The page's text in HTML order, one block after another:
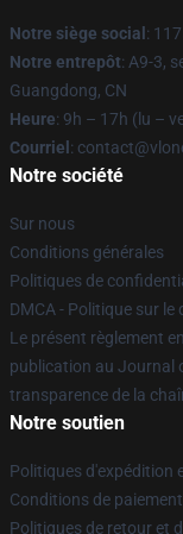
Notre siège social :
Notre entrepôt: A9-3,
Guangdong, CN
Heure: 9h – 17h (lu –
Courriel :
Notre société
Sur nous
Conditions générales
Politiques de
DMCA - Politique sur
Le présent règlement
publication au Journal
transparence de la
Notre soutien
Politiques d'expédition
Conditions de paiement
Politiques de retour et